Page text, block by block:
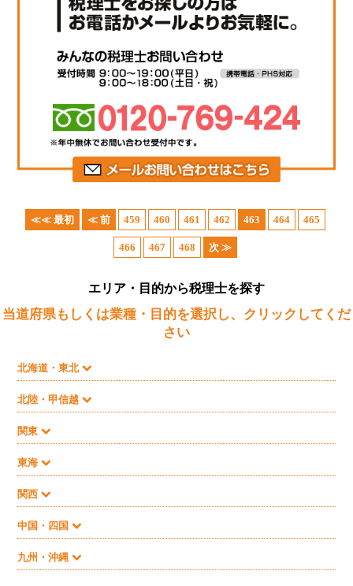
≪≪ 最初 ≪ 前 459 460 461 462 463 464 465
466 467 468 次 ≫
エリア・目的から税理士を探す
当道府県もしくは業種・目的を選択し、クリックしてくだ
さい
北海道・東北
北陸・甲信越
関東
東海
関西
中国・四国
九州・沖縄